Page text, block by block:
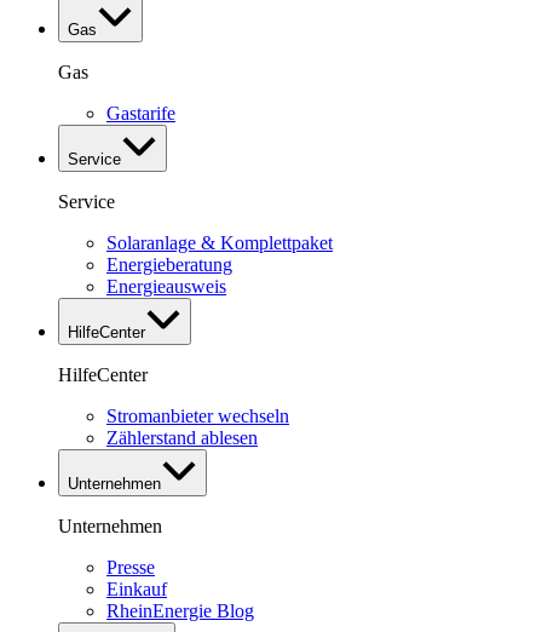
Gas
Gas
Gastarife
Service
Service
Solaranlage & Komplettpaket
Energieberatung
Energieausweis
HilfeCenter
HilfeCenter
Stromanbieter wechseln
Zählerstand ablesen
Unternehmen
Unternehmen
Presse
Einkauf
RheinEnergie Blog